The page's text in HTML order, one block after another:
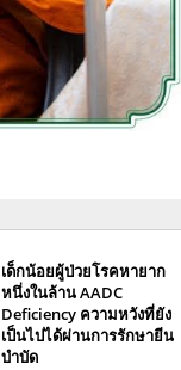
เด็กน้อยผู้ป่วยโรคหายาก
หนึ่งในล้าน AADC
Deficiency ความหวังที่ยัง
เป็นไปได้ผ่านการรักษายีน
บำบัด